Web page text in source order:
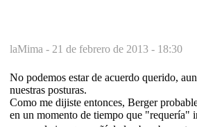
laMima - 21 de febrero de 2013 - 18:30
No podemos estar de acuerdo querido,
nuestras posturas.
Como me dijiste entonces, Berger
en un momento de tiempo que "requería"